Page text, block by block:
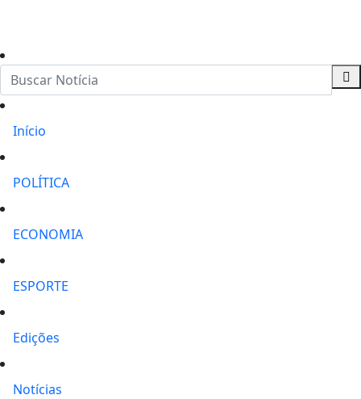
Início
POLÍTICA
ECONOMIA
ESPORTE
Edições
Notícias